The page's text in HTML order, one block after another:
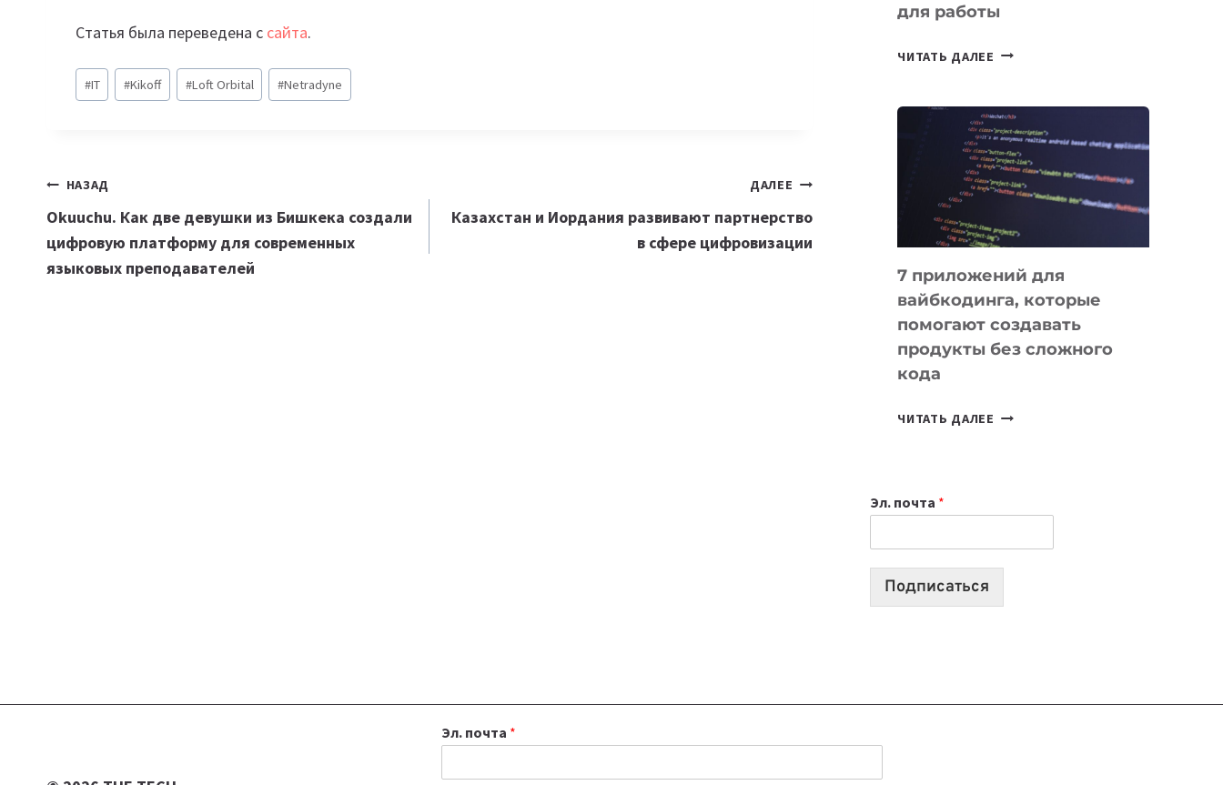
Статья была переведена с сайта.
Метки
записи:
#IT #Kikoff #Loft Orbital #Netradyne
Навигация
по
записям
НАЗАД
Okuuchu. Как две девушки из Бишкека создали
цифровую платформу для современных
языковых преподавателей
ДАЛЕЕ
Казахстан и Иордания развивают партнерство
в сфере цифровизации
для работы
ЧИТАТЬ ДАЛЕЕ ТАСК-
ПОЛЕЗНЫХ
ИНСТРУМЕНТОВ
ДЛЯ
РАБОТЫ
7 приложений для
вайбкодинга, которые
помогают создавать
продукты без сложного
кода
ЧИТАТЬ ДАЛЕЕ
СОЗДАВАТЬ
ПРОДУКТЫ
Эл. почта *
Подписаться
Эл. почта *